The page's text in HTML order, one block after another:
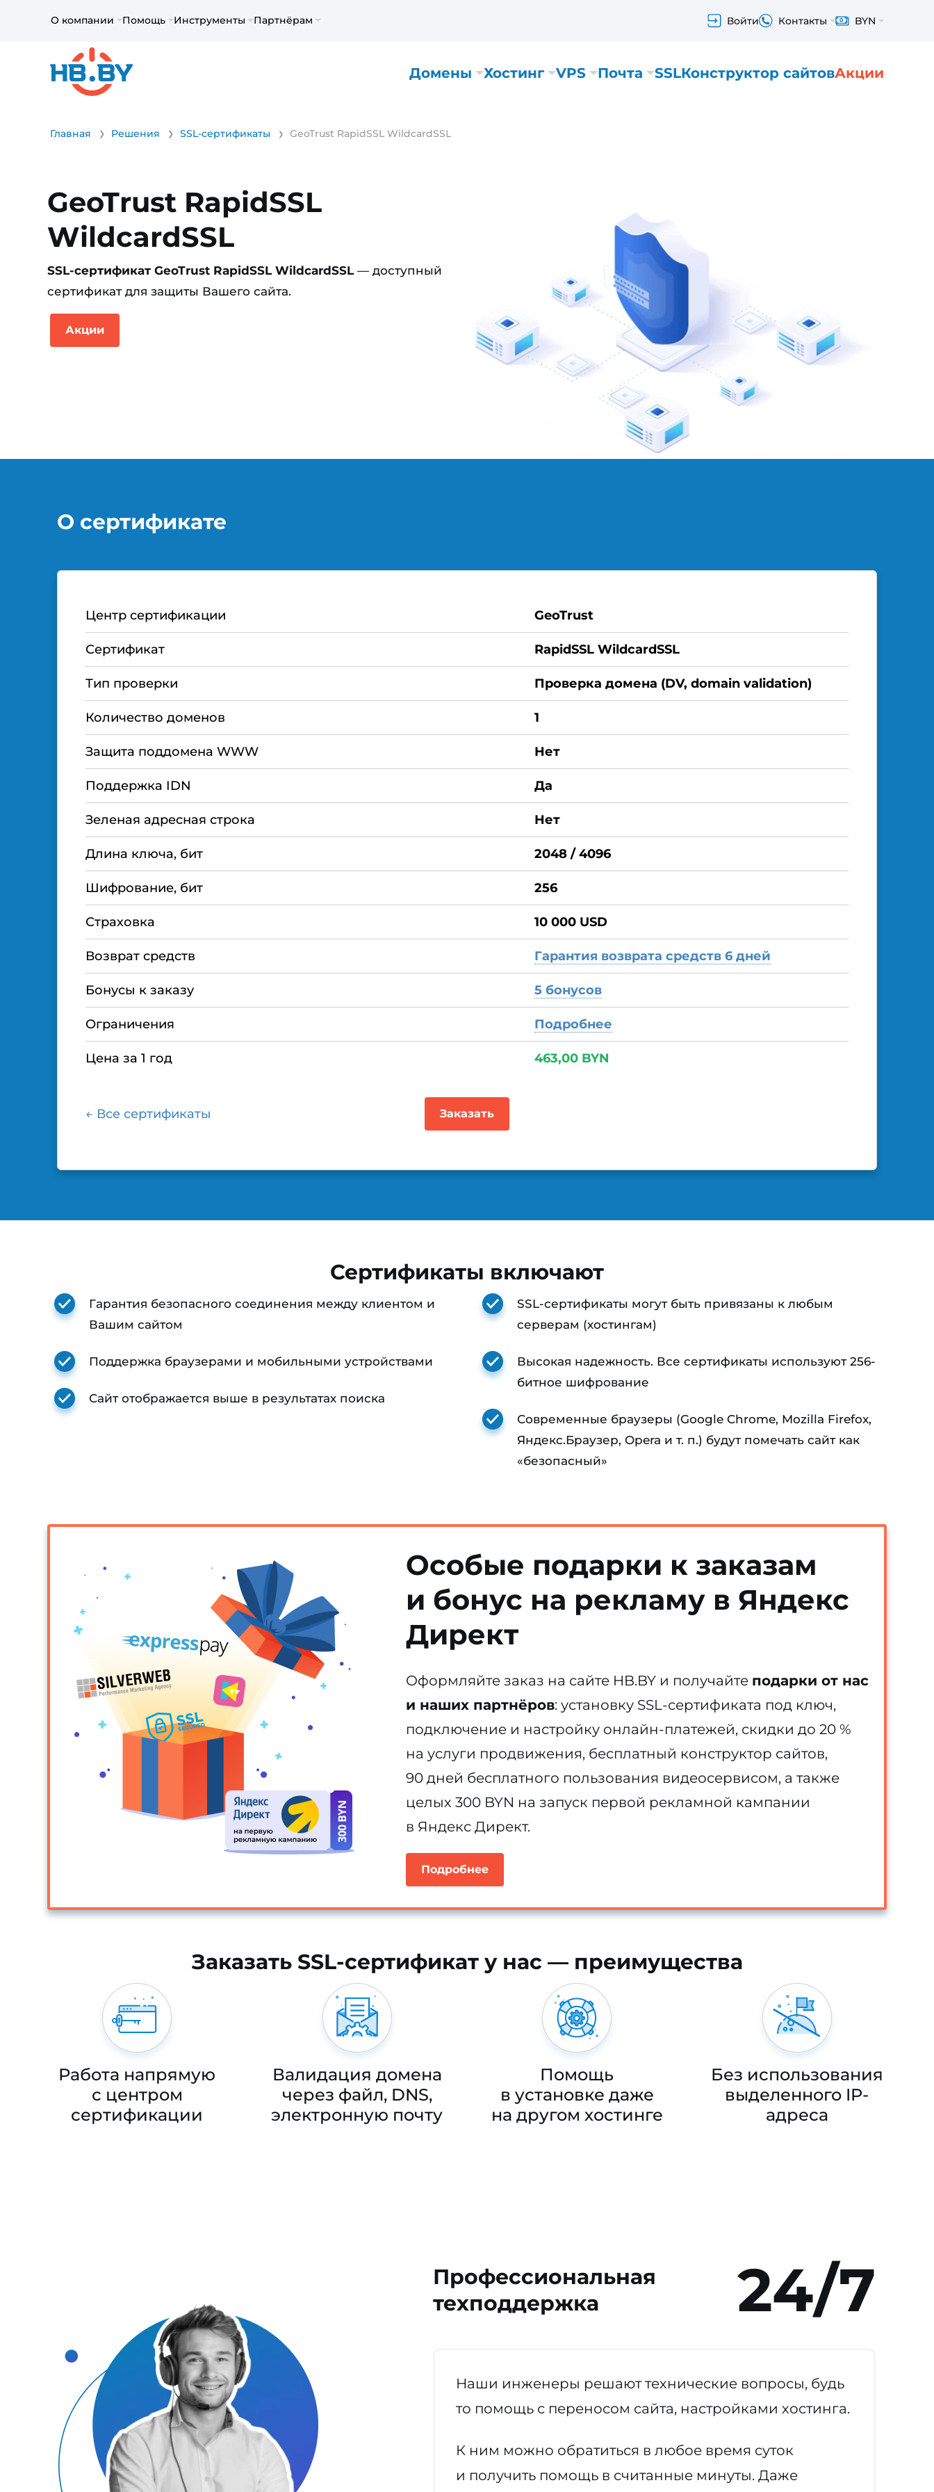
Войти Контакты BYN
Домены Хостинг VPS Почта SSLКонструктор сайтовАкции
О компании Помощь Инструменты Партнёрам
Главная Решения SSL-сертификаты GeoTrust RapidSSL WildcardSSL
GeoTrust RapidSSL
WildcardSSL
SSL-сертификат GeoTrust RapidSSL WildcardSSL— доступный
сертификат для защиты Вашего сайта.
Акции
О сертификате
Центр сертификации GeoTrust
Сертификат RapidSSL WildcardSSL
Тип проверки Проверка домена (DV, domain validation)
Количество доменов 1
Защита поддомена WWW Нет
Поддержка IDN Да
Зеленая адресная строка Нет
Длина ключа, бит 2048 / 4096
Шифрование, бит 256
Страховка 10 000 USD
Возврат средств Гарантия возврата средств 6 дней
Бонусы к заказу 5 бонусов
Ограничения Подробнее
Цена за 1 год 463,00BYN
← Все сертификаты Заказать
Сертификаты включают
Гарантия безопасного соединения между клиентом и
Вашим сайтом
Поддержка браузерами и мобильными устройствами
Сайт отображается выше в результатах поиска
SSL-сертификаты могут быть привязаны к любым
серверам (хостингам)
Высокая надежность. Все сертификаты используют 256-
битное шифрование
Современные браузеры (Google Chrome, Mozilla Firefox,
Яндекс.Браузер, Opera и т. п.) будут помечать сайт как
«безопасный»
Особые подарки к заказам
и бонус на рекламу в Яндекс
Директ
Оформляйте заказ на сайте HB.BY и получайте подарки от нас
и наших партнёров: установку SSL-сертификата под ключ,
подключение и настройку онлайн-платежей, скидки до 20 %
на услуги продвижения, бесплатный конструктор сайтов,
90 дней бесплатного пользования видеосервисом, а также
целых 300 BYN на запуск первой рекламной кампании
в Яндекс Директ.
Подробнее
Заказать SSL-сертификат у нас — преимущества
Работа напрямую
с центром
сертификации
Валидация домена
через файл, DNS,
электронную почту
Помощь
в установке даже
на другом хостинге
Без использования
выделенного IP-
адреса
Профессиональная
техподдержка
24/7
Наши инженеры решают технические вопросы, будь
то помощь с переносом сайта, настройками хостинга.
К ним можно обратиться в любое время суток
и получить помощь в считанные минуты. Даже